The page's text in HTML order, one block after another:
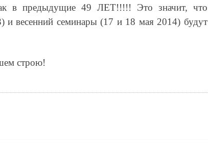
в предыдущие 49 ЛЕТ!!!!! Это значит, что
весенний семинары (17 и 18 мая 2014) будут
строю!